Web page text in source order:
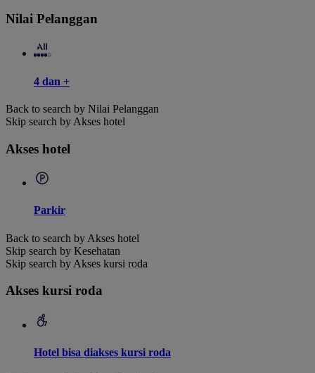
Nilai Pelanggan
4 dan +
Back to search by Nilai Pelanggan
Skip search by Akses hotel
Akses hotel
Parkir
Back to search by Akses hotel
Skip search by Kesehatan
Skip search by Akses kursi roda
Akses kursi roda
Hotel bisa diakses kursi roda